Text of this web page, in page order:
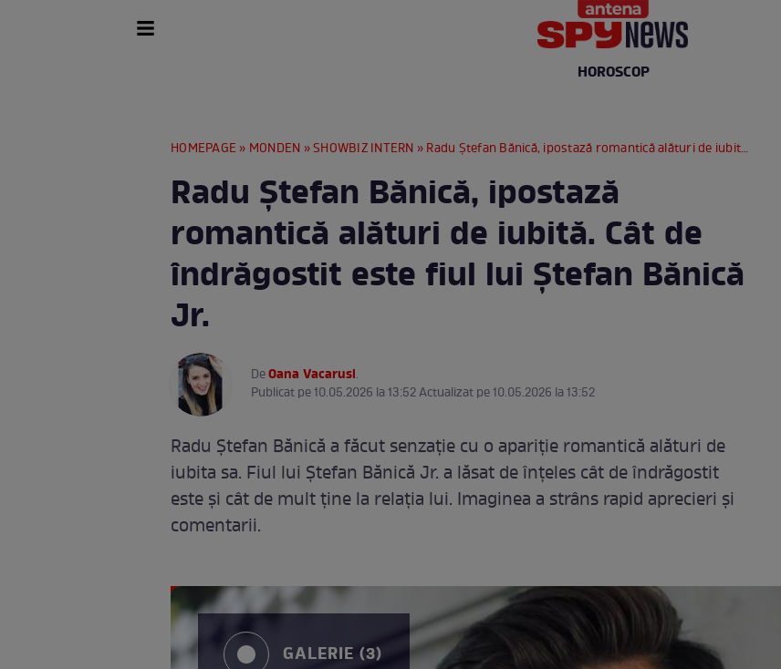
HOROSCOP
HOMEPAGE » MONDEN »SHOWBIZ INTERN » Radu Ștefan Bănică, ipostază romantică alături de iubită. Cât de îndrăgostit este fiul lui Ștefan Bănică Jr.
Radu Ștefan Bănică, ipostază
romantică alături de iubită. Cât de
îndrăgostit este fiul lui Ștefan Bănică
Jr.
DeOana Vacarusi.
Publicat pe 10.05.2026 la 13:52 Actualizat pe 10.05.2026 la 13:52
Radu Ștefan Bănică a făcut senzație cu o apariție romantică alături de
iubita sa. Fiul lui Ștefan Bănică Jr. a lăsat de înțeles cât de îndrăgostit
este și cât de mult ține la relația lui. Imaginea a strâns rapid aprecieri și
comentarii.
GALERIE (3)